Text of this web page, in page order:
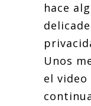
hace
Unos
el video